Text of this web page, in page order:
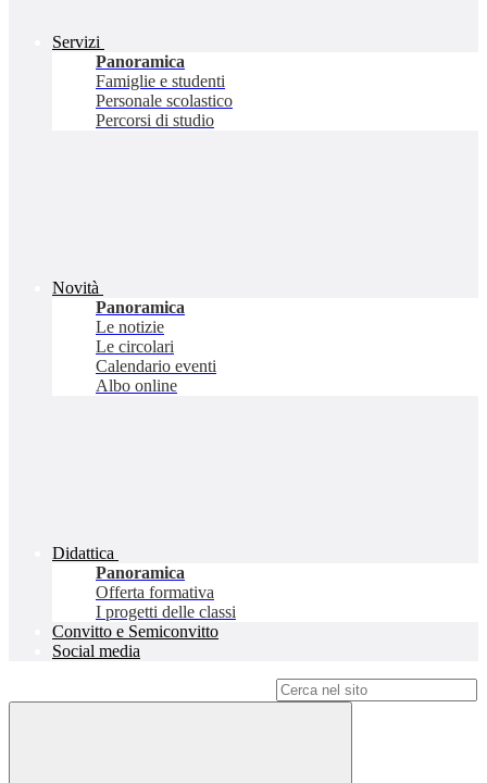
Servizi
Panoramica
Famiglie e studenti
Personale scolastico
Percorsi di studio
Novità
Panoramica
Le notizie
Le circolari
Calendario eventi
Albo online
Didattica
Panoramica
Offerta formativa
I progetti delle classi
Convitto e Semiconvitto
Social media